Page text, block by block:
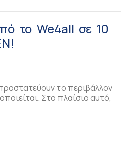
το We4all σε 10
το περιβάλλον
Στο πλαίσιο αυτό,